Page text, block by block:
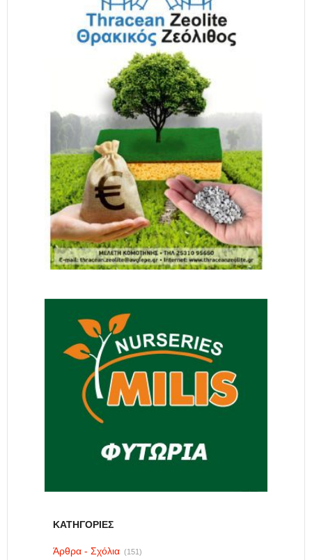
ΚΑΤΗΓΟΡΙΕΣ
Άρθρα - Σχόλια (151)